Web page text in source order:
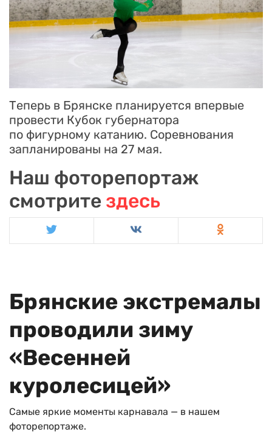
Теперь в Брянске планируется впервые
провести Кубок губернатора
по фигурному катанию. Соревнования
запланированы на 27 мая.
Наш фоторепортаж
смотрите здесь
Брянские экстремалы
проводили зиму
«Весенней
куролесицей»
Самые яркие моменты карнавала — в нашем
фоторепортаже.